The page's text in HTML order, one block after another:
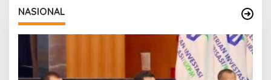
NASIONAL